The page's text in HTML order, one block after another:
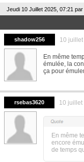
Jeudi 10 Juillet 2025, 07:21 par
shadow256 10
En même
émulée, la
ça pour
rsebas3620 10 juillet
En même
encore
de temps